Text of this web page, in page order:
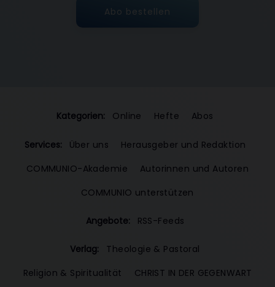
Abo bestellen
Kategorien: Online Hefte Abos
Services: Über uns
Herausgeber und Redaktion
COMMUNIO-Akademie
Autorinnen und Autoren
COMMUNIO unterstützen
Angebote: RSS-Feeds
Verlag:
Theologie & Pastoral
Religion & Spiritualität
CHRIST IN DER GEGENWART